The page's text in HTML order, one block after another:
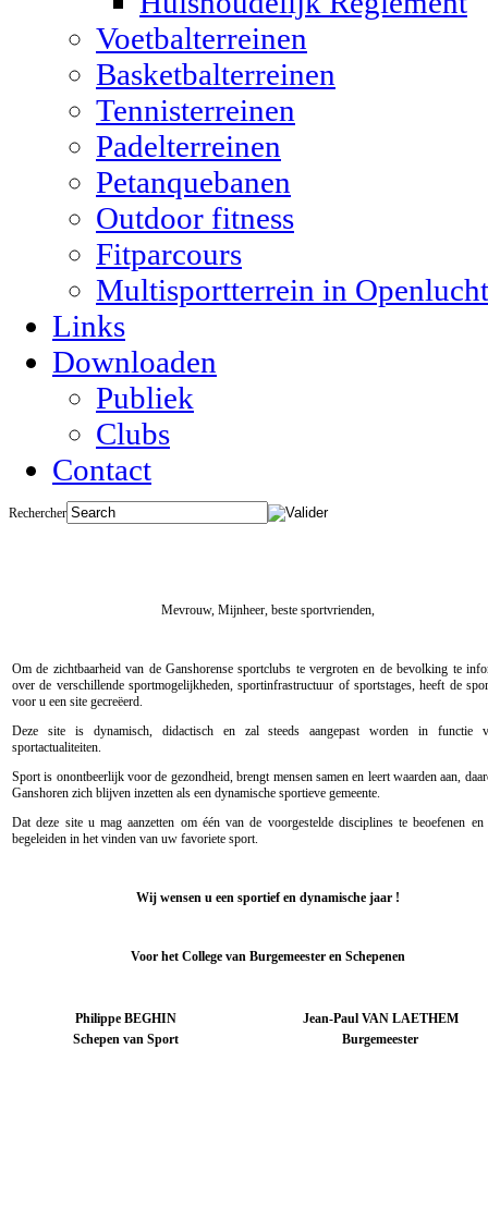
Voetbalterreinen
Basketbalterreinen
Tennisterreinen
Padelterreinen
Petanquebanen
Outdoor fitness
Fitparcours
Multisportterrein in Openlucht
Links
Downloaden
Publiek
Clubs
Contact
Rechercher
Mevrouw, Mijnheer, beste sportvrienden,
Om de zichtbaarheid van de Ganshorense sportclubs te vergroten en de bevolking te
over de verschillende sportmogelijkheden, sportinfrastructuur of sportstages, heeft de
voor u een site gecreëerd.
Deze site is dynamisch, didactisch en zal steeds aangepast worden in functie
sportactualiteiten.
Sport is onontbeerlijk voor de gezondheid, brengt mensen samen en leert waarden aan,
Ganshoren zich blijven inzetten als een dynamische sportieve gemeente.
Dat deze site u mag aanzetten om één van de voorgestelde disciplines te beoefenen
begeleiden in het vinden van uw favoriete sport.
Wij wensen u een sportief en dynamische jaar !
Voor het College van Burgemeester en Schepenen
Philippe BEGHIN
Jean-Paul VAN LAETHEM
Schepen van Sport
Burgemeester